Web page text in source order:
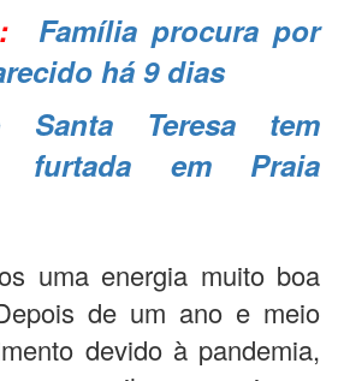
Família procura por
há 9 dias
Santa Teresa tem
furtada em Praia
uma energia muito boa
de um ano e meio
devido à pandemia,